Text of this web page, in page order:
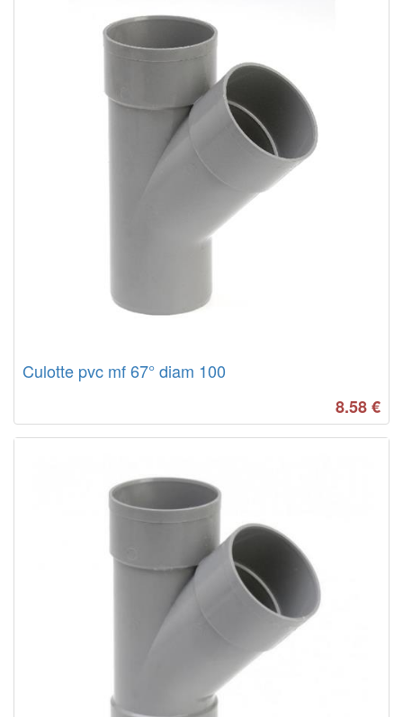
Culotte pvc mf 67° diam 100
8.58€